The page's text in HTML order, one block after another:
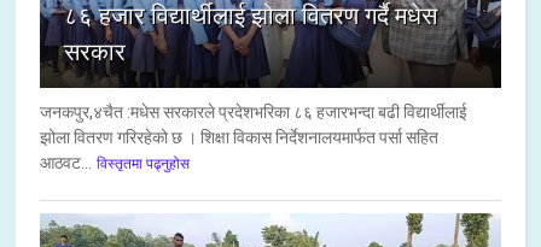
८६ हजार विद्यार्थीलाई झोला वितरण गर्दै मधेस
सरकार
जनकपुर,४चैत :मधेस सरकारले प्रदेशभरिका ८६ हजारभन्दा बढी विद्यार्थीलाई
झोला वितरण गरिरहेको छ । शिक्षा विकास निर्देशनालयमार्फत पर्सा सहित
आठवट...
विस्तृतमा पढ्नुहोस